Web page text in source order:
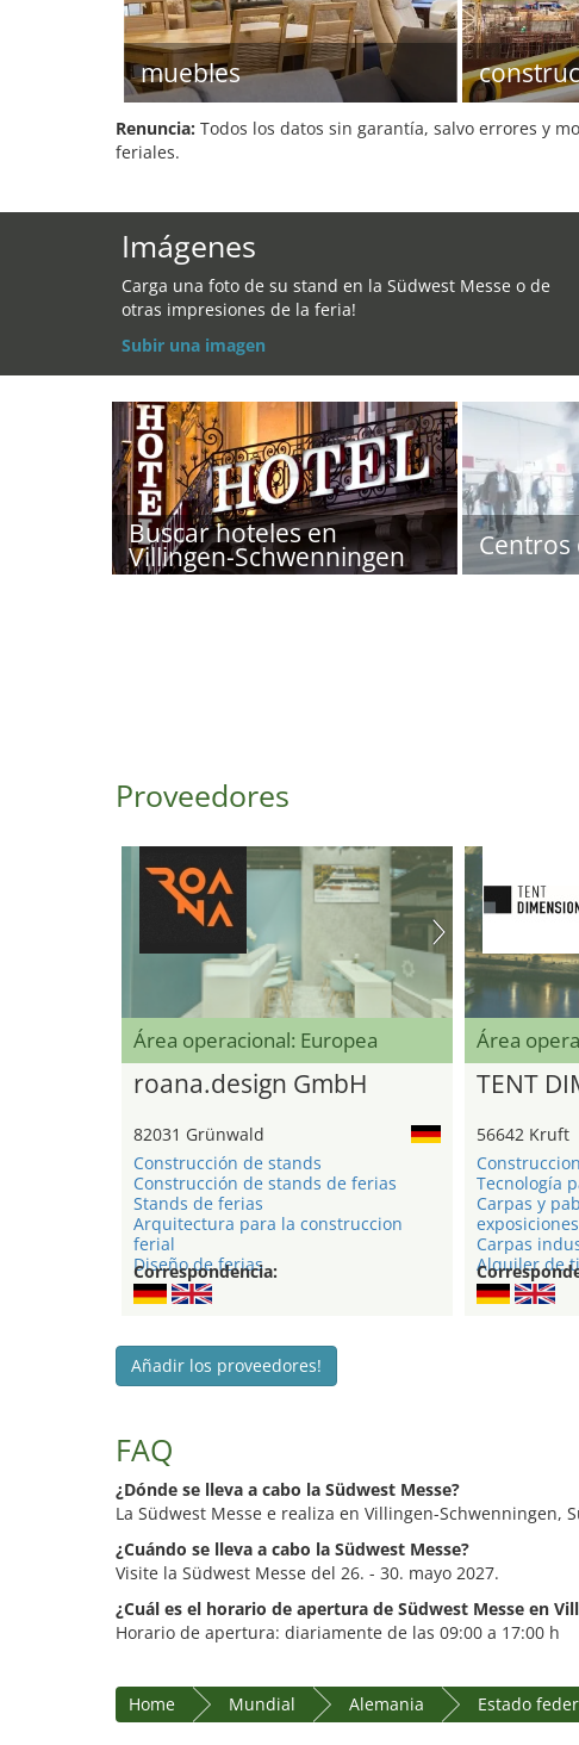
muebles
Renuncia: Todos los datos sin garantía, salvo errores y
feriales.
Imágenes
Carga una foto de su stand en la Südwest Messe o de
otras impresiones de la feria!
Subir una imagen
Buscar hoteles en
Villingen-Schwenningen Centros
Proveedores
Área operacional: Europea
roana.design GmbH
82031 Grünwald
Construcción de stands
Construcción de stands de ferias
Stands de ferias
Arquitectura para la construccion
ferial
Diseño de ferias
Correspondencia:
Área
TENT
56642 Kruft
Tecnología
Carpas y
exposiciones
Carpas
Alquiler de
Añadir los proveedores!
FAQ
¿Dónde se lleva a cabo la Südwest Messe?
La Südwest Messe e realiza en Villingen-Schwenningen,
¿Cuándo se lleva a cabo la Südwest Messe?
Visite la Südwest Messe del 26. - 30. mayo 2027.
¿Cuál es el horario de apertura de Südwest Messe en
Horario de apertura: diariamente de las 09:00 a 17:00 h
Home Mundial Alemania Estado